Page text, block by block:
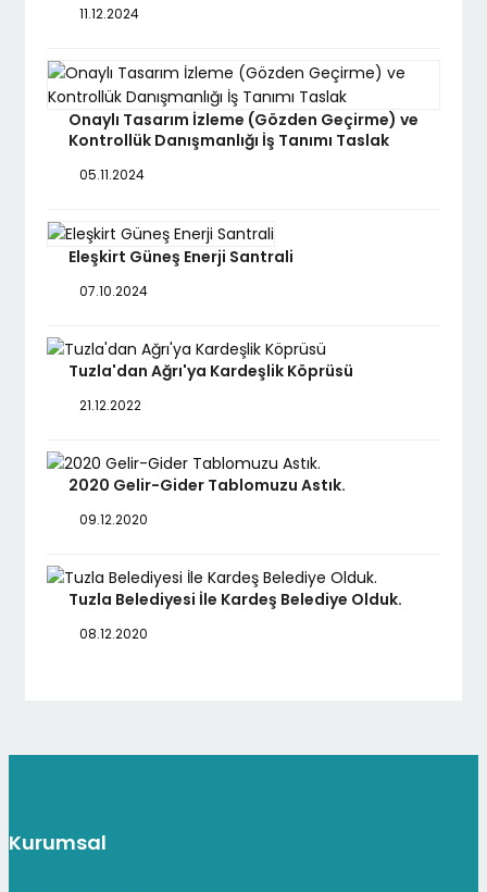
11.12.2024
Onaylı Tasarım İzleme (Gözden Geçirme) ve
Kontrollük Danışmanlığı İş Tanımı Taslak
05.11.2024
Eleşkirt Güneş Enerji Santrali
07.10.2024
Tuzla'dan Ağrı'ya Kardeşlik Köprüsü
21.12.2022
2020 Gelir-Gider Tablomuzu Astık.
09.12.2020
Tuzla Belediyesi İle Kardeş Belediye Olduk.
08.12.2020
Kurumsal